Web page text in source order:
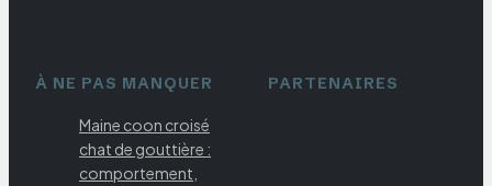
À NE PAS MANQUER
Maine coon croisé
chat de gouttière :
comportement,
PARTENAIRES